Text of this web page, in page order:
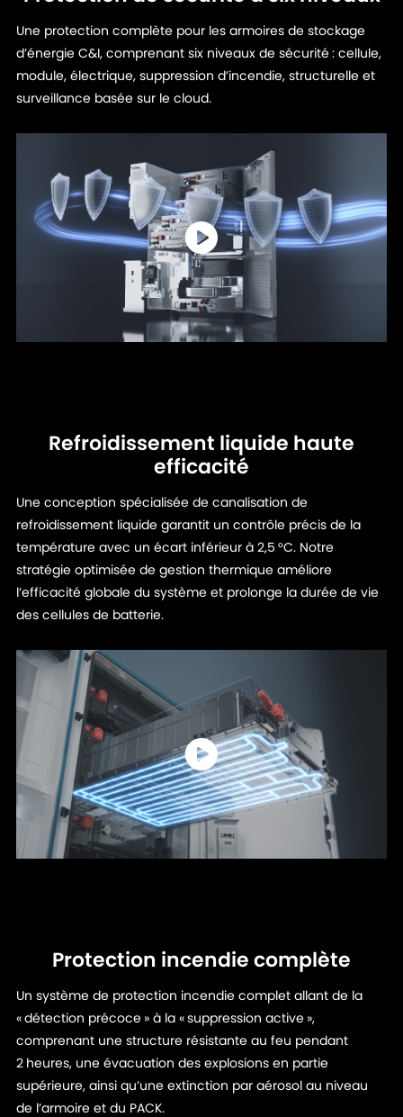
Une protection complète pour les armoires de stockage
d’énergie C&I, comprenant six niveaux de sécurité : cellule,
module, électrique, suppression d’incendie, structurelle et
surveillance basée sur le cloud.
Refroidissement liquide haute
efficacité
Une conception spécialisée de canalisation de
refroidissement liquide garantit un contrôle précis de la
température avec un écart inférieur à 2,5 °C. Notre
stratégie optimisée de gestion thermique améliore
l’efficacité globale du système et prolonge la durée de vie
des cellules de batterie.
Protection incendie complète
Un système de protection incendie complet allant de la
« détection précoce » à la « suppression active »,
comprenant une structure résistante au feu pendant
2 heures, une évacuation des explosions en partie
supérieure, ainsi qu’une extinction par aérosol au niveau
de l’armoire et du PACK.